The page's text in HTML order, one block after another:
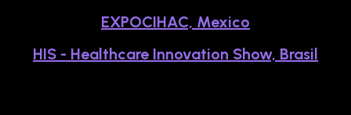
EXPOCIHAC, Mexico
HIS - Healthcare Innovation Show, Brasil